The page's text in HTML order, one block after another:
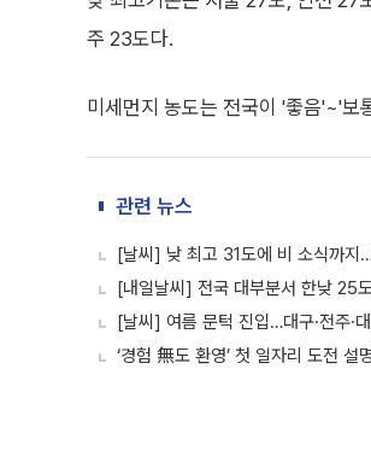
주 23도다.
미세먼지 농도는 전국이 '좋음'~'보
관련 뉴스
[날씨] 낮 최고 31도에 비 소식까지
[내일날씨] 전국 대부분서 한낮 25
[날씨] 여름 문턱 진입…대구·전주·
‘경험 無도 환영’ 첫 일자리 도전 설